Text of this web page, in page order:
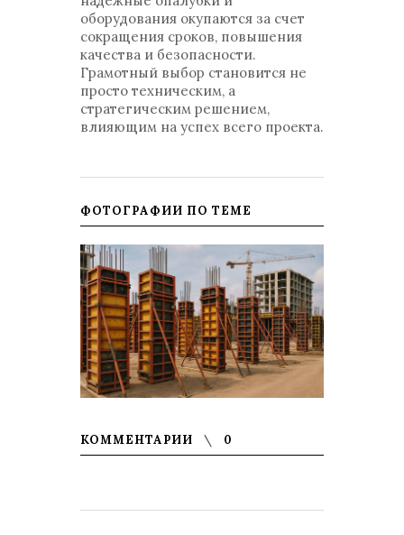
оборудования окупаются за счет
сокращения сроков, повышения
качества и безопасности.
Грамотный выбор становится не
просто техническим, а
стратегическим решением,
влияющим на успех всего проекта.
ФОТОГРАФИИ ПО ТЕМЕ
КОММЕНТАРИИ 0